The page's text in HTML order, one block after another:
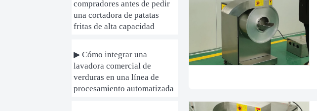
compradores antes de pedir
una cortadora de patatas
fritas de alta capacidad
▶ Cómo integrar una
lavadora comercial de
verduras en una línea de
procesamiento automatizada